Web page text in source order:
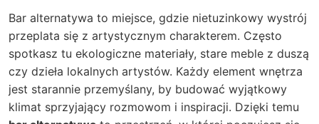
Bar alternatywa to miejsce, gdzie nietuzinkowy wystrój
przeplata się z artystycznym charakterem. Często
spotkasz tu ekologiczne materiały, stare meble z duszą
czy dzieła lokalnych artystów. Każdy element wnętrza
jest starannie przemyślany, by budować wyjątkowy
klimat sprzyjający rozmowom i inspiracji. Dzięki temu